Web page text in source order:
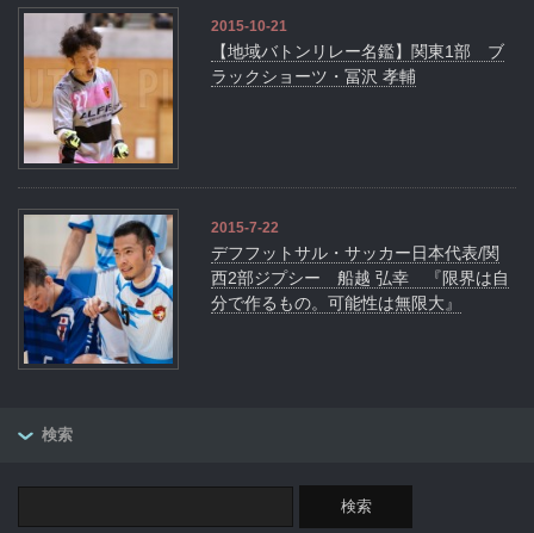
2015-10-21
【地域バトンリレー名鑑】関東1部 ブ
ラックショーツ・冨沢 孝輔
2015-7-22
デフフットサル・サッカー日本代表/関
西2部ジプシー 船越 弘幸 『限界は自
分で作るもの。可能性は無限大』
検索